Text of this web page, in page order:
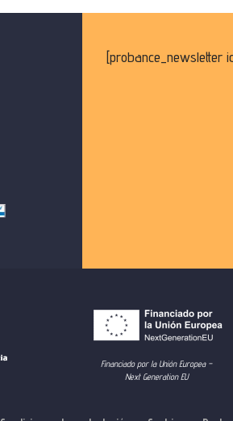
[probance_newsletter
Financiado por la Unión Europea –
Next Generation EU